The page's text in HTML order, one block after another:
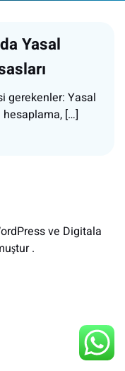
Yasal
gerekenler: Yasal
hesaplama, […]
ve Digitala
.